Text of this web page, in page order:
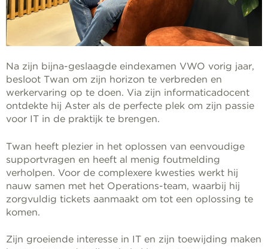
Na zijn bijna-geslaagde eindexamen VWO vorig jaar,
besloot Twan om zijn horizon te verbreden en
werkervaring op te doen. Via zijn informaticadocent
ontdekte hij Aster als de perfecte plek om zijn passie
voor IT in de praktijk te brengen.
Twan heeft plezier in het oplossen van eenvoudige
supportvragen en heeft al menig foutmelding
verholpen. Voor de complexere kwesties werkt hij
nauw samen met het Operations-team, waarbij hij
zorgvuldig tickets aanmaakt om tot een oplossing te
komen.
Zijn groeiende interesse in IT en zijn toewijding maken